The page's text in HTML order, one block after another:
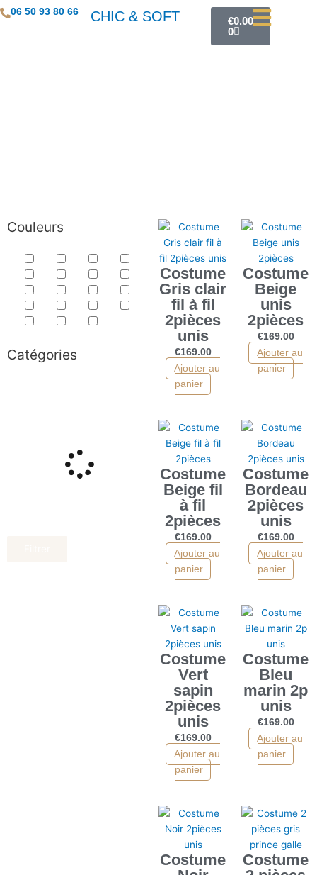
Aller06 50 93 80 66 CHIC & SOFT €0.00
0
Panier
Couleurs
Catégories
Costume
Gris clair
fil à fil
2pièces
unis
€169.00
Ajouter au
panier
Costume
Beige
unis
2pièces
€169.00
Ajouter au
panier
Costume
Beige fil
à fil
2pièces
€169.00
Ajouter au
panier
Costume
Bordeau
2pièces
unis
€169.00
Ajouter au
panier
Costume
Vert
sapin
2pièces
unis
€169.00
Ajouter au
panier
Costume
Bleu
marin 2p
unis
€169.00
Ajouter au
panier
Costume
Costume